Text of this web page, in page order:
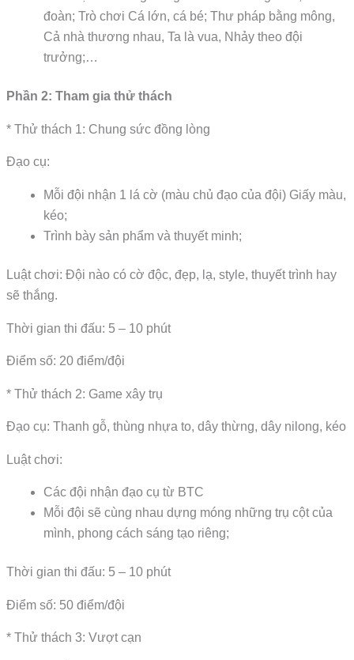
đoàn; Trò chơi Cá lớn, cá bé; Thư pháp bằng mông,
Cả nhà thương nhau, Ta là vua, Nhảy theo đội
trưởng;…
Phần 2: Tham gia thử thách
* Thử thách 1: Chung sức đồng lòng
Đạo cụ:
Mỗi đội nhận 1 lá cờ (màu chủ đạo của đội) Giấy màu,
kéo;
Trình bày sản phẩm và thuyết minh;
Luật chơi: Đội nào có cờ độc, đẹp, lạ, style, thuyết trình hay
sẽ thắng.
Thời gian thi đấu: 5 – 10 phút
Điểm số: 20 điểm/đội
* Thử thách 2: Game xây trụ
Đạo cụ: Thanh gỗ, thùng nhựa to, dây thừng, dây nilong, kéo
Luật chơi:
Các đội nhận đạo cụ từ BTC
Mỗi đội sẽ cùng nhau dựng móng những trụ cột của
mình, phong cách sáng tạo riêng;
Thời gian thi đấu: 5 – 10 phút
Điểm số: 50 điểm/đội
* Thử thách 3: Vượt cạn